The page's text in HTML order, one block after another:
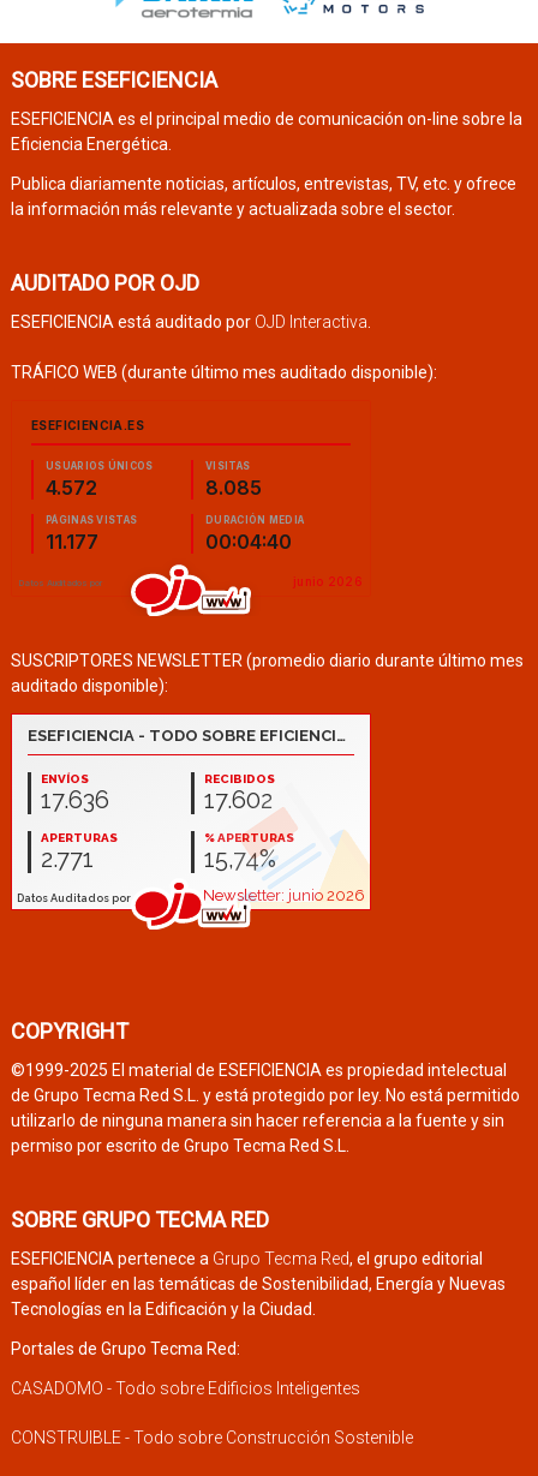
SOBRE ESEFICIENCIA
ESEFICIENCIA es el principal medio de comunicación on-line sobre la
Eficiencia Energética.
Publica diariamente noticias, artículos, entrevistas, TV, etc. y ofrece
la información más relevante y actualizada sobre el sector.
AUDITADO POR OJD
ESEFICIENCIA está auditado por OJD Interactiva
TRÁFICO WEB (durante último mes auditado disponible):
SUSCRIPTORES NEWSLETTER (promedio diario durante último mes
auditado disponible):
COPYRIGHT
©1999-2025 El material de ESEFICIENCIA es propiedad intelectual
de Grupo Tecma Red S.L. y está protegido por ley. No está permitido
utilizarlo de ninguna manera sin hacer referencia a la fuente y sin
permiso por escrito de Grupo Tecma Red S.L.
SOBRE GRUPO TECMA RED
ESEFICIENCIA pertenece a Grupo Tecma Red, el grupo editorial
español líder en las temáticas de Sostenibilidad, Energía y Nuevas
Tecnologías en la Edificación y la Ciudad.
Portales de Grupo Tecma Red:
CASADOMO - Todo sobre Edificios Inteligentes
CONSTRUIBLE - Todo sobre Construcción Sostenible